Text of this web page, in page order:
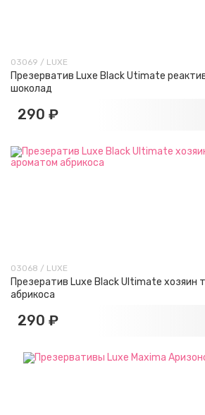
03069 / LUXE
Презерватив Luxe Black Utimate
шоколад
290 ₽
03068 / LUXE
Презератив Luxe Black Ultimate хозяин
абрикоса
290 ₽